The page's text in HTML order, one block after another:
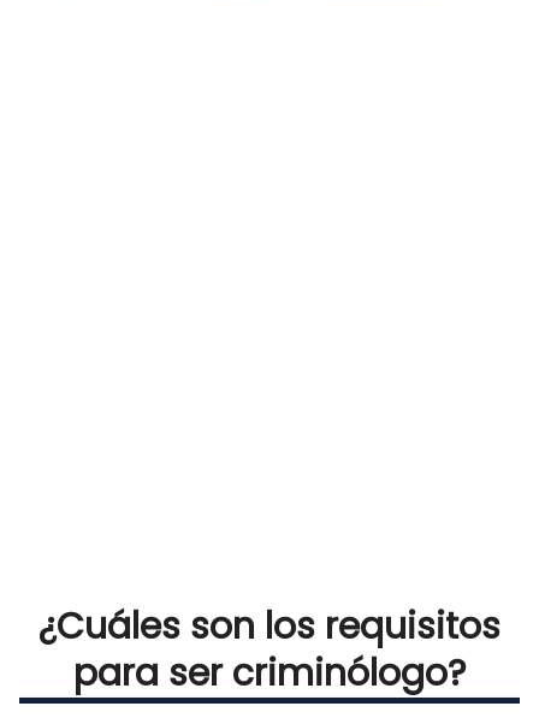
¿Cuáles son los requisitos
para ser criminólogo?